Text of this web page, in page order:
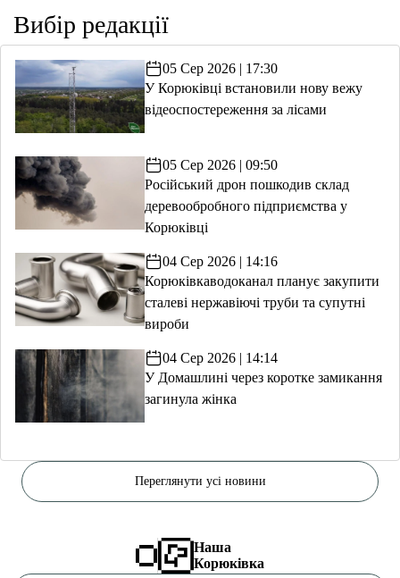
Вибір редакції
05 Сер 2026 | 17:30
У Корюківці встановили нову вежу
відеоспостереження за лісами
05 Сер 2026 | 09:50
Російський дрон пошкодив склад
деревообробного підприємства у
Корюківці
04 Сер 2026 | 14:16
Корюківкаводоканал планує закупити
сталеві нержавіючі труби та супутні
вироби
04 Сер 2026 | 14:14
У Домашлині через коротке замикання
загинула жінка
Переглянути усі новини
Наша
Корюківка